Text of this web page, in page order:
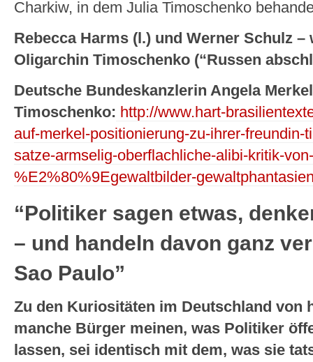
Rebecca Harms (l.) und Werner Schulz
Oligarchin Timoschenko (“Russen
Deutsche Bundeskanzlerin Angela
Timoschenko: http://www.hart-
auf-merkel-positionierung-zu-ihrer-freundin-
satze-armselig-oberflachliche-alibi-kritik-
%E2%80%9Egewaltbilder-
“Politiker sagen etwas,
– und handeln davon ganz
Sao Paulo”
Zu den Kuriositäten im Deutschland von
manche Bürger meinen, was Politiker
lassen, sei identisch mit dem, was sie